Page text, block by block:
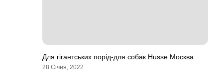
Для гігантських порід-для собак Husse Москва
28 Січня, 2022